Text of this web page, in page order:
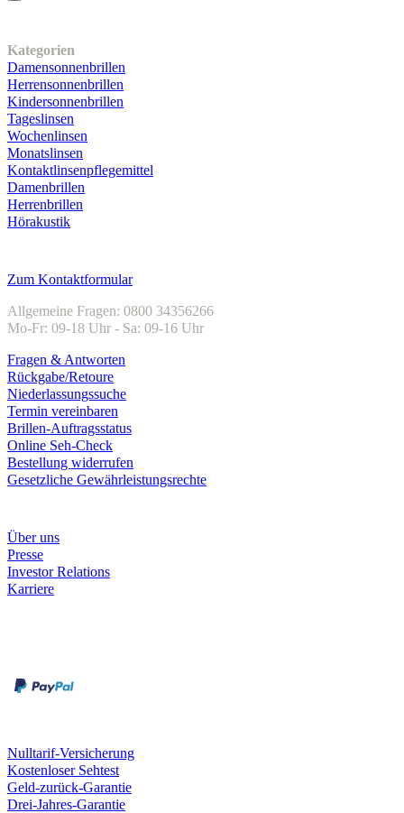
Kategorien
Damensonnenbrillen
Herrensonnenbrillen
Kindersonnenbrillen
Tageslinsen
Wochenlinsen
Monatslinsen
Kontaktlinsenpflegemittel
Damenbrillen
Herrenbrillen
Hörakustik
Zum Kontaktformular
Allgemeine Fragen: 0800 34356266
Mo-Fr: 09-18 Uhr - Sa: 09-16 Uhr
Fragen & Antworten
Rückgabe/Retoure
Niederlassungssuche
Termin vereinbaren
Brillen-Auftragsstatus
Online Seh-Check
Bestellung widerrufen
Gesetzliche Gewährleistungsrechte
Über uns
Presse
Investor Relations
Karriere
Nulltarif-Versicherung
Kostenloser Sehtest
Geld-zurück-Garantie
Drei-Jahres-Garantie